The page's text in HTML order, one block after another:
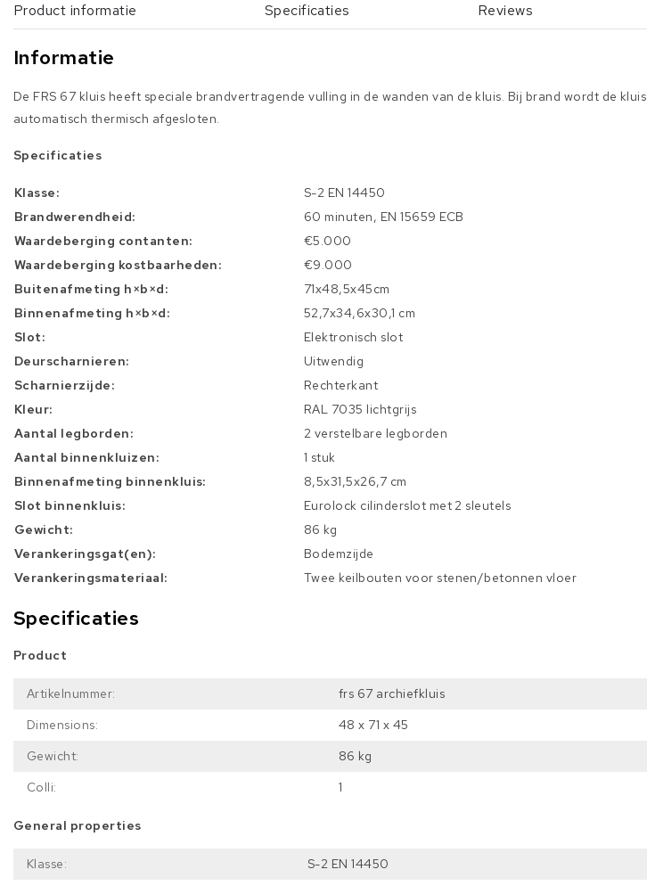
Product informatie Specificaties Reviews
Informatie
De FRS 67 kluis heeft speciale brandvertragende vulling in de wanden van de kluis. Bij brand wordt de kluis
automatisch thermisch afgesloten.
Specificaties
Klasse:
S-2 EN 14450
Brandwerendheid:
60 minuten, EN 15659 ECB
Waardeberging contanten:
€5.000
Waardeberging kostbaarheden:
€9.000
Buitenafmeting h×b×d:
71x48,5x45cm
Binnenafmeting h×b×d:
52,7x34,6x30,1 cm
Slot:
Elektronisch slot
Deurscharnieren:
Uitwendig
Scharnierzijde:
Rechterkant
Kleur:
RAL 7035 lichtgrijs
Aantal legborden:
2 verstelbare legborden
Aantal binnenkluizen:
1 stuk
Binnenafmeting binnenkluis:
8,5x31,5x26,7 cm
Slot binnenkluis:
Eurolock cilinderslot met 2 sleutels
Gewicht:
86 kg
Verankeringsgat(en):
Bodemzijde
Verankeringsmateriaal:
Twee keilbouten voor stenen/betonnen vloer
Specificaties
Product
Artikelnummer:
frs 67 archiefkluis
Dimensions:
48 x 71 x 45
Gewicht:
86 kg
Colli:
1
General properties
Klasse:
S-2 EN 14450